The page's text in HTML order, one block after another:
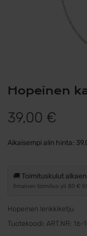
Hopeinen
39,00 €
Aikaisempi alin hinta:
🚚 Toimituskulut alkaen
Ilmainen toimitus yli 80 €
Hopeinen lenkkiketju
Tuotekoodi: ART.NR: